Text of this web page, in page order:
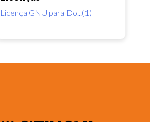
Licença GNU para Do...(1)